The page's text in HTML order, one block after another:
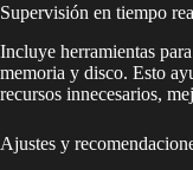
Supervisión en tiempo
Incluye herramientas
memoria y disco. Esto
recursos innecesarios,
Ajustes y